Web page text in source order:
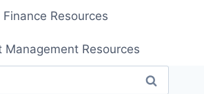
Resources
Management Resources